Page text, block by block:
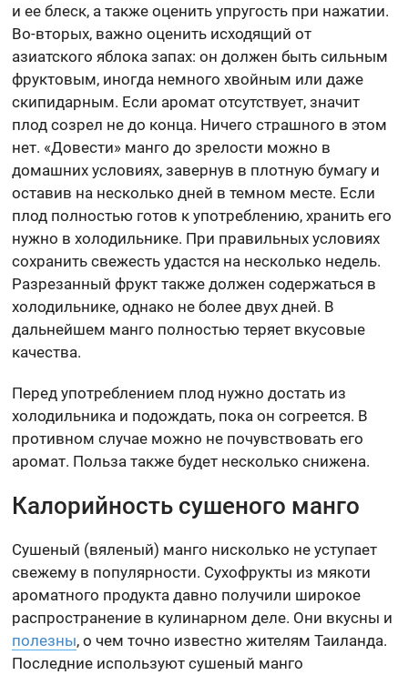
и ее блеск, а также оценить упругость при нажатии.
Во-вторых, важно оценить исходящий от
азиатского яблока запах: он должен быть сильным
фруктовым, иногда немного хвойным или даже
скипидарным. Если аромат отсутствует, значит
плод созрел не до конца. Ничего страшного в этом
нет. «Довести» манго до зрелости можно в
домашних условиях, завернув в плотную бумагу и
оставив на несколько дней в темном месте. Если
плод полностью готов к употреблению, хранить его
нужно в холодильнике. При правильных условиях
сохранить свежесть удастся на несколько недель.
Разрезанный фрукт также должен содержаться в
холодильнике, однако не более двух дней. В
дальнейшем манго полностью теряет вкусовые
качества.
Перед употреблением плод нужно достать из
холодильника и подождать, пока он согреется. В
противном случае можно не почувствовать его
аромат. Польза также будет несколько снижена.
Калорийность сушеного манго
Сушеный (вяленый) манго нисколько не уступает
свежему в популярности. Сухофрукты из мякоти
ароматного продукта давно получили широкое
распространение в кулинарном деле. Они вкусны и
полезны, о чем точно известно жителям Таиланда.
Последние используют сушеный манго